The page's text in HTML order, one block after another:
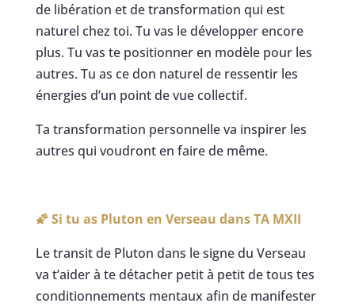
de libération et de transformation qui est
naturel chez toi. Tu vas le développer encore
plus. Tu vas te positionner en modèle pour les
autres. Tu as ce don naturel de ressentir les
énergies d’un point de vue collectif.
Ta transformation personnelle va inspirer les
autres qui voudront en faire de même.
🌠 Si tu as Pluton en Verseau dans TA MXII
Le transit de Pluton dans le signe du Verseau
va t’aider à te détacher petit à petit de tous tes
conditionnements mentaux afin de manifester